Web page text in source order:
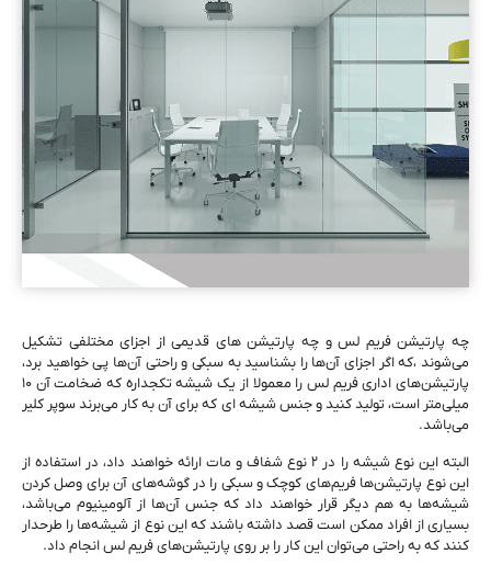
چه پارتیشن فریم لس و چه پارتیشن‌ های قدیمی از اجزای مختلفی تشکیل
می‌‌شوند ،که اگر اجزای آن‌ها را بشناسید به سبکی و راحتی آن‌ها پی خواهید برد،
پارتیشن‌‌های اداری فریم لس را معمولا از یک شیشه تکجداره که ضخامت آن ۱۰
میلی‌‌متر است، تولید کنید و جنس شیشه ‌ای که برای آن به کار می‌برند سوپر کلیر
می‌باشد.
البته این نوع شیشه را در ۲ نوع شفاف و مات ارائه خواهند داد، در استفاده از
این نوع پارتیشن‌ها فریم‌های کوچک و سبکی را در گوشه‌های آن برای وصل کردن
شیشه‌‌ها به هم‌ دیگر قرار خواهند داد که جنس آن‌‌ها از آلومینیوم می‌باشد،
بسیاری از افراد ممکن است قصد داشته باشند که این نوع از شیشه‌ها را طرحدار
کنند که به ‌راحتی می‌‌توان این کار را بر روی پارتیشن‌های فریم لس انجام داد.